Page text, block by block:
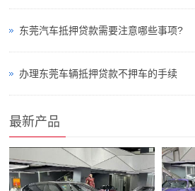
东莞汽车抵押贷款需要注意哪些事项?
办理东莞车辆抵押贷款不押车的手续
最新产品